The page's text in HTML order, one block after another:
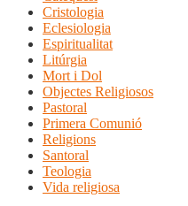
Cristologia
Eclesiologia
Espiritualitat
Litúrgia
Mort i Dol
Objectes Religiosos
Pastoral
Primera Comunió
Religions
Santoral
Teologia
Vida religiosa